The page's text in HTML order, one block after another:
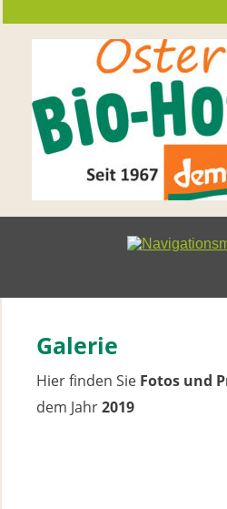
Galerie
Hier finden Sie Fotos und
dem Jahr 2019